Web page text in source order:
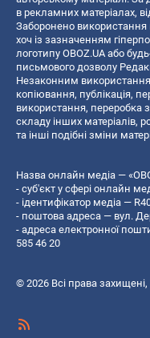
в рекламних матеріалах,
Заборонено використання
хоч із зазначенням
логотипу OBOZ.UA або
письмового дозволу
Незаконним
копiювання, публiкацiя,
використання,
складу інших матеріалів,
та інші подібні зміни
Назва онлайн медіа —
- суб'єкт у сфері онлайн
- ідентифікатор медіа —
- поштова адреса — вул.
- адреса електронної
585 46 20
© 2026 Всі права